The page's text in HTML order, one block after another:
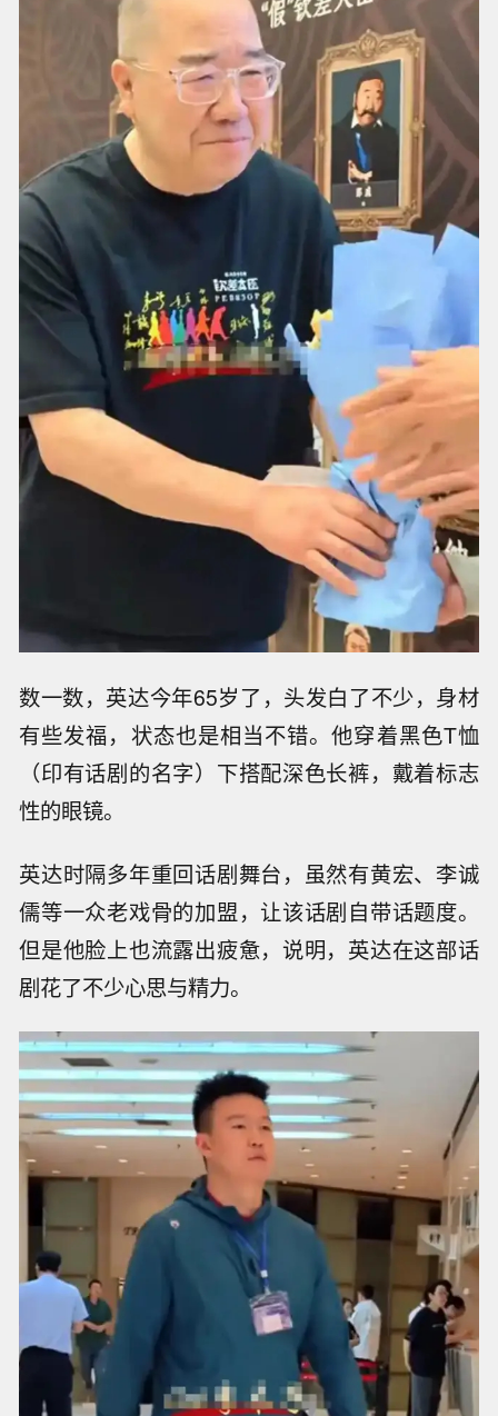
数一数，英达今年65岁了，头发白了不少，身材
有些发福，状态也是相当不错。他穿着黑色T恤
（印有话剧的名字）下搭配深色长裤，戴着标志
性的眼镜。
英达时隔多年重回话剧舞台，虽然有黄宏、李诚
儒等一众老戏骨的加盟，让该话剧自带话题度。
但是他脸上也流露出疲惫，说明，英达在这部话
剧花了不少心思与精力。